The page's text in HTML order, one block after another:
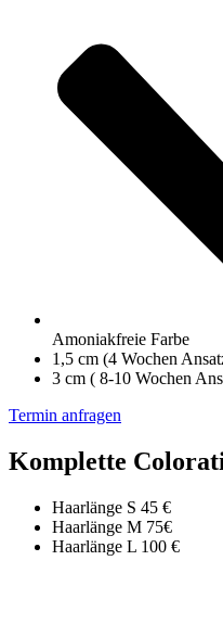
Amoniakfreie Farbe
1,5 cm (4 Wochen
3 cm ( 8-10 Wochen
Termin anfragen
Komplette
Haarlänge S 45 €
Haarlänge M 75€
Haarlänge L 100 €